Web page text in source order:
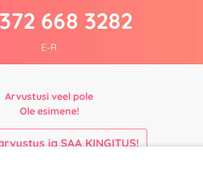
668 3282
E-R
Arvustusi veel pole
Ole esimene!
ja SAA KINGITUS!